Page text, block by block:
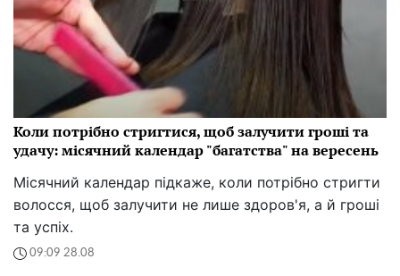
Коли потрібно стригтися, щоб залучити гроші та
удачу: місячний календар "багатства" на вересень
Місячний календар підкаже, коли потрібно стригти
волосся, щоб залучити не лише здоров'я, а й гроші
та успіх.
09:09 28.08